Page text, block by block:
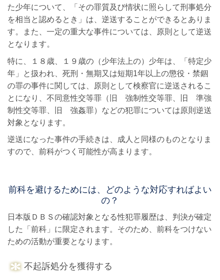
た少年について、「その罪質及び情状に照らして刑事処分
を相当と認めるとき」は、逆送することができるとありま
す。また、一定の重大な事件については、原則として逆送
となります。
特に、１８歳、１９歳の（少年法上の）少年は、「特定少
年」と扱われ、死刑・無期又は短期1年以上の懲役・禁錮
の罪の事件に関しては、原則として検察官に逆送されるこ
とになり、不同意性交等罪（旧 強制性交等罪、旧 準強
制性交等罪、旧 強姦罪）などの犯罪については原則逆送
対象となります。
逆送になった事件の手続きは、成人と同様のものとなりま
すので、前科がつく可能性が高まります。
前科を避けるためには、どのような対応すればよい
の？
日本版ＤＢＳの確認対象となる性犯罪履歴は、判決が確定
した「前科」に限定されます。 そのため、前科をつけない
ための活動が重要となります。
不起訴処分を獲得する